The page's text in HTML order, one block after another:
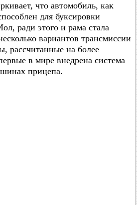
что автомобиль, как
для буксировки
ради этого и рама стала
вариантов трансмиссии
рассчитанные на более
в мире внедрена система
прицепа.